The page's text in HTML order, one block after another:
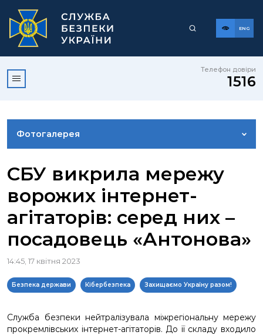
ENG
Телефон довіри
1516
Фотогалерея
ВІДЕОГАЛЕРЕЯ
КОНТАКТИ ПРЕСЦЕНТРУ
СБУ викрила мережу
ворожих інтернет-
агітаторів: серед них –
посадовець «Антонова»
14:45, 17 квітня 2023
Безпека держави Кібербезпека Захищаємо Україну разом!
Служба безпеки нейтралізувала міжрегіональну мережу
прокремлівських інтернет-агітаторів. До її складу входило